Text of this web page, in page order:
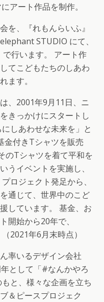
アート作品を制作。
を、『れもんらいふ』
STUDIO にて、
行います。 アート作
てこどもたちのしあわ
ます。
、2001年9月11日、ニ
きっかけにスタートし
しあわせな未来を」と
金付きTシャツを販売
のTシャツを着て平和を
うイベントを実施し、
ロジェクト発足から、
通じて、世界中のこど
しています。 基金、お
開始から20年で、
2021年6月末時点）
率いるデザイン会社
として「#なんかやろ
と、様々な企画を立ち
＆ピースプロジェク